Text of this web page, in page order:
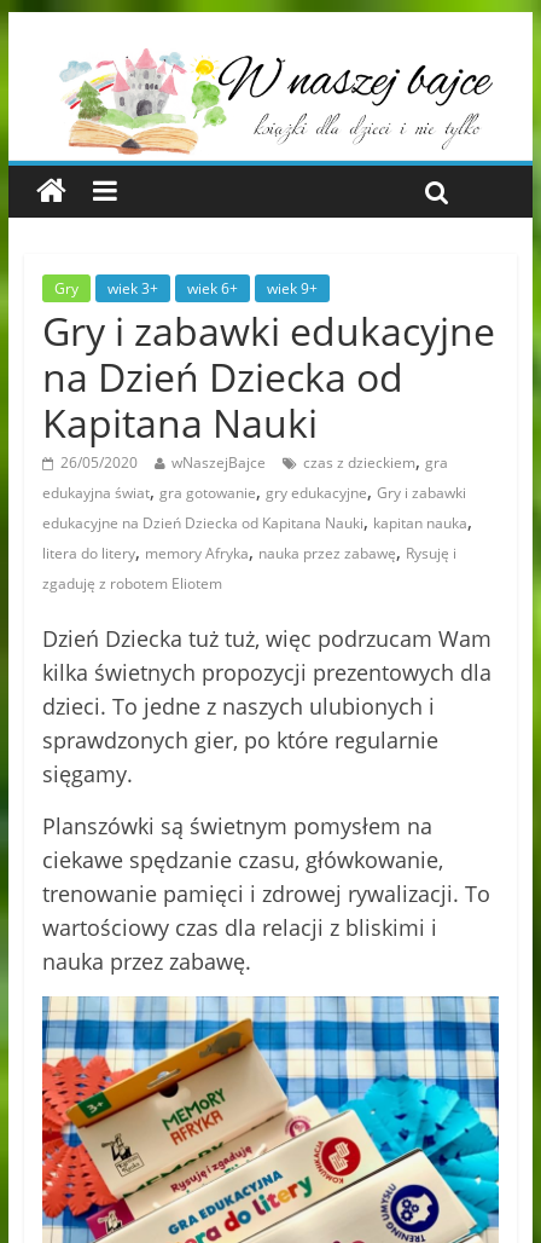
Gry wiek 3+ wiek 6+ wiek 9+
Gry i zabawki edukacyjne
na Dzień Dziecka od
Kapitana Nauki
26/05/2020 wNaszejBajce czas z dzieckiem, gra
edukayjna świat, gra gotowanie, gry edukacyjne, Gry i zabawki
edukacyjne na Dzień Dziecka od Kapitana Nauki, kapitan nauka,
litera do litery, memory Afryka, nauka przez zabawę, Rysuję i
zgaduję z robotem Eliotem
Dzień Dziecka tuż tuż, więc podrzucam Wam
kilka świetnych propozycji prezentowych dla
dzieci. To jedne z naszych ulubionych i
sprawdzonych gier, po które regularnie
sięgamy.
Planszówki są świetnym pomysłem na
ciekawe spędzanie czasu, główkowanie,
trenowanie pamięci i zdrowej rywalizacji. To
wartościowy czas dla relacji z bliskimi i
nauka przez zabawę.